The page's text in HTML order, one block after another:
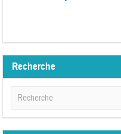
Recherche